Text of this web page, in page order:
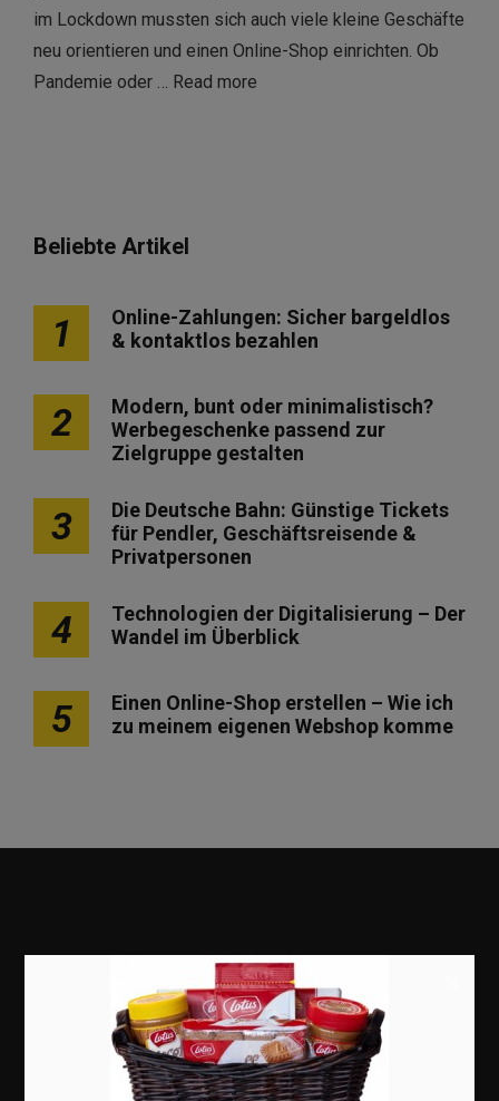
im Lockdown mussten sich auch viele kleine Geschäfte
neu orientieren und einen Online-Shop einrichten. Ob
Pandemie oder … Read more
Beliebte Artikel
1
Online-Zahlungen: Sicher bargeldlos
& kontaktlos bezahlen
2
Modern, bunt oder minimalistisch?
Werbegeschenke passend zur
Zielgruppe gestalten
3
Die Deutsche Bahn: Günstige Tickets
für Pendler, Geschäftsreisende &
Privatpersonen
4
Technologien der Digitalisierung – Der
Wandel im Überblick
5
Einen Online-Shop erstellen – Wie ich
zu meinem eigenen Webshop komme
Erfolgsgeschichten